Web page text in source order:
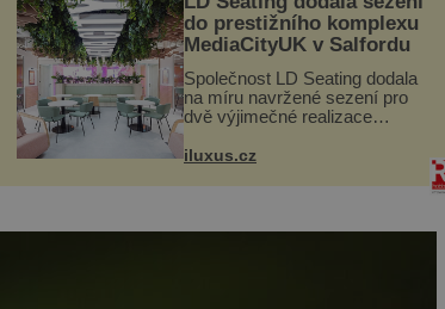
do prestižního komplexu
MediaCityUK v Salfordu
Společnost LD Seating dodala
na míru navržené sezení pro
dvě výjimečné realizace
v anglickém Salfordu –
a Orange Tower. Komplex
iluxus.cz